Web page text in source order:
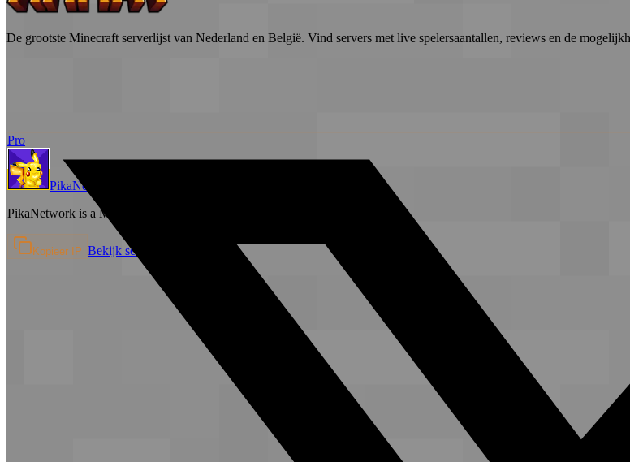
Pro
PikaNetwork
PikaNetwork is a Minecraft server! Our server's player base is intermittently…
Kopieer IP Bekijk server →
De grootste Minecraft serverlijst van Nederland en België. Vind servers met live spelersaantallen, reviews en de